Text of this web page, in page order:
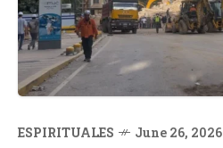
ESPIRITUALES June 26, 2026